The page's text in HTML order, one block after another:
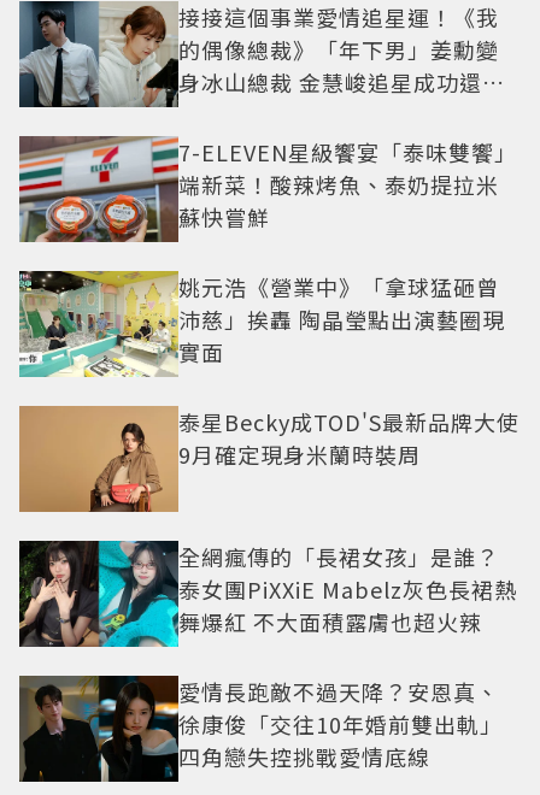
接接這個事業愛情追星運！《我
的偶像總裁》「年下男」姜勳變
身冰山總裁 金慧峻追星成功還偶
7-ELEVEN星級饗宴「泰味雙饗」
端新菜！酸辣烤魚、泰奶提拉米
蘇快嘗鮮
姚元浩《營業中》「拿球猛砸曾
沛慈」挨轟 陶晶瑩點出演藝圈現
實面
泰星Becky成TOD'S最新品牌大使
9月確定現身米蘭時裝周
全網瘋傳的「長裙女孩」是誰？
泰女團PiXXiE Mabelz灰色長裙熱
舞爆紅 不大面積露膚也超火辣
愛情長跑敵不過天降？安恩真、
徐康俊「交往10年婚前雙出軌」
四角戀失控挑戰愛情底線